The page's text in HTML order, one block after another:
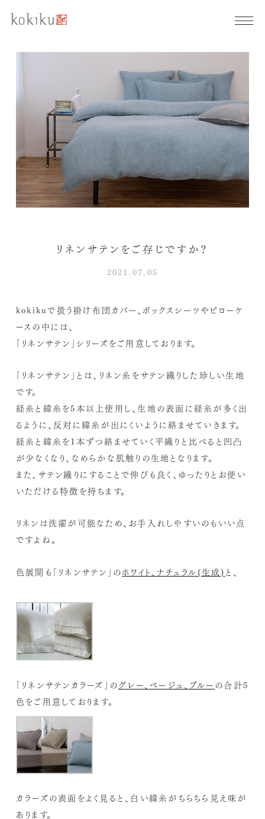
リネンサテンをご存じですか？
2021.07.05
kokikuで扱う掛け布団カバー、ボックスシーツやピローケ
ースの中には、
「リネンサテン」シリーズをご用意しております。
「リネンサテン」とは、リネン糸をサテン織りした珍しい生地
です。
経糸と緯糸を5本以上使用し、生地の表面に経糸が多く出
るように、反対に緯糸が出にくいように絡ませていきます。
経糸と緯糸を1本ずつ絡ませていく平織りと比べると凹凸
が少なくなり、なめらかな肌触りの生地となります。
また、サテン織りにすることで伸びも良く、ゆったりとお使い
いただける特徴を持ちます。
リネンは洗濯が可能なため、お手入れしやすいのもいい点
ですよね。
色展開も「リネンサテン」の ホワイト、ナチュラル(生成) と、
「リネンサテンカラーズ」の グレー、ベージュ、ブルー の合計5
色をご用意しております。
カラーズの表面をよく見ると、白い緯糸がちらちら見え味が
あります。